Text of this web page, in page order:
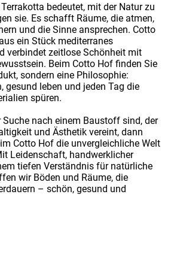
bedeutet, mit der Natur zu
sie. Es schafft Räume, die atmen,
und die Sinne ansprechen. Cotto
ein Stück mediterranes
verbindet zeitlose Schönheit mit
Beim Cotto Hof finden Sie
sondern eine Philosophie:
gesund leben und jeden Tag die
spüren.
Suche nach einem Baustoff sind, der
und Ästhetik vereint, dann
Cotto Hof die unvergleichliche Welt
Leidenschaft, handwerklicher
tiefen Verständnis für natürliche
wir Böden und Räume, die
– schön, gesund und